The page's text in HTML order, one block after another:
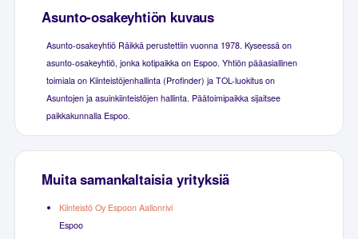
Asunto-osakeyhtiön kuvaus
Asunto-osakeyhtiö Räikkä perustettiin vuonna 1978. Kyseessä on
asunto-osakeyhtiö, jonka kotipaikka on Espoo. Yhtiön pääasiallinen
toimiala on Kiinteistöjenhallinta (Profinder) ja TOL-luokitus on
Asuntojen ja asuinkiinteistöjen hallinta. Päätoimipaikka sijaitsee
paikkakunnalla Espoo.
Muita samankaltaisia yrityksiä
Kiinteistö Oy Espoon Aallonrivi
Espoo